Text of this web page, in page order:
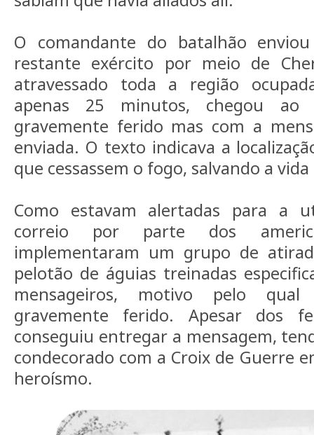
O comandante do batalhão
restante exército por meio de
atravessado toda a região
apenas 25 minutos, chegou ao
gravemente ferido mas com a
enviada. O texto indicava a
que cessassem o fogo, salvando a
Como estavam alertadas para a
correio por parte dos
implementaram um grupo de
pelotão de águias treinadas
mensageiros, motivo pelo
gravemente ferido. Apesar dos
conseguiu entregar a mensagem,
condecorado com a Croix de Guerre
heroísmo.